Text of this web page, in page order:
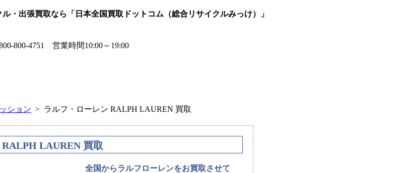
・出張買取なら「日本全国買取ドットコム（総合リサイクルみっけ）」
ション > ラルフ・ローレン RALPH LAUREN 買取
LAUREN 買取
全国からラルフローレンをお買取させて